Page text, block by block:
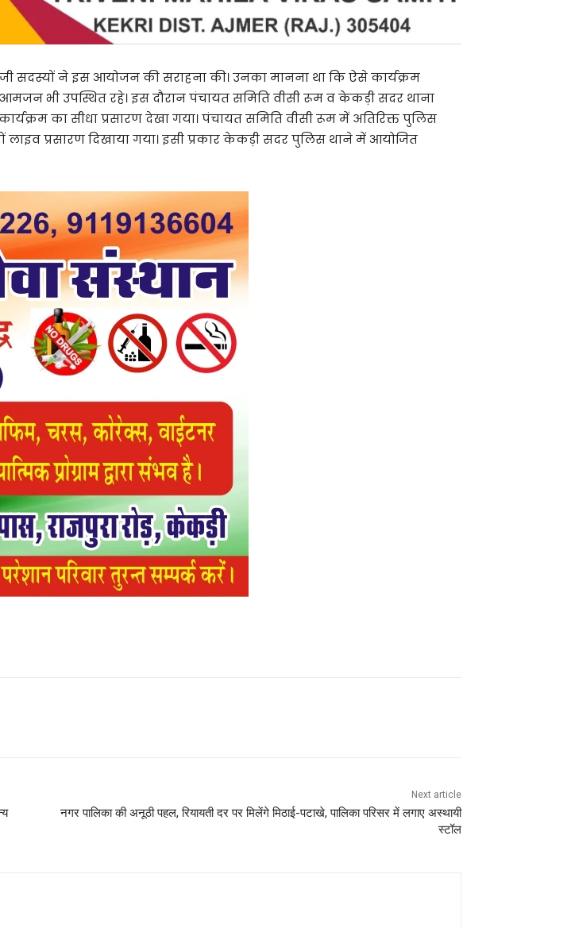
सदस्यों ने इस आयोजन की सराहना की। उनका मानना था कि ऐसे कार्यक्रम
भी उपस्थित रहे। इस दौरान पंचायत समिति वीसी रूम व केकड़ी सदर थाना
का सीधा प्रसारण देखा गया। पंचायत ​समिति वीसी रूम में अतिरिक्त पुलिस
प्रसारण दिखाया गया। इसी प्रकार केकड़ी सदर पुलिस थाने में आयोजित
Next article
नगर पालिका की अनूठी पहल, रियायती दर पर मिलेंगे मिठाई-पटाखे, पालिका परिसर में लगाए अस्थायी
स्टॉल